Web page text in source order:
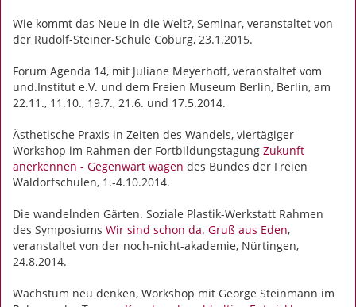
Wie kommt das Neue in die Welt?, Seminar, veranstaltet von
der Rudolf-Steiner-Schule Coburg, 23.1.2015.
Forum Agenda 14, mit Juliane Meyerhoff, veranstaltet vom
und.Institut e.V. und dem Freien Museum Berlin, Berlin, am
22.11., 11.10., 19.7., 21.6. und 17.5.2014.
Ästhetische Praxis in Zeiten des Wandels, viertägiger
Workshop im Rahmen der Fortbildungstagung Zukunft
anerkennen - Gegenwart wagen des Bundes der Freien
Waldorfschulen, 1.-4.10.2014.
Die wandelnden Gärten. Soziale Plastik-Werkstatt Rahmen
des Symposiums Wir sind schon da. Gruß aus Eden,
veranstaltet von der noch-nicht-akademie, Nürtingen,
24.8.2014.
Wachstum neu denken, Workshop mit George Steinmann im